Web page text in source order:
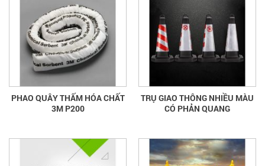
PHAO QUÂY THẤM HÓA CHẤT
3M P200
TRỤ GIAO THÔNG NHIỀU MÀU
CÓ PHẢN QUANG